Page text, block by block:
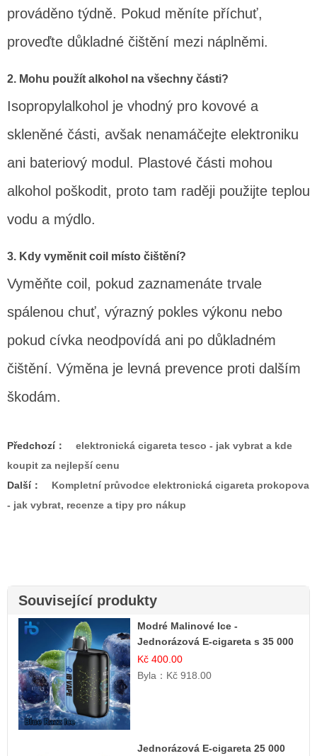
prováděno týdně. Pokud měníte příchuť,
proveďte důkladné čištění mezi náplněmi.
2. Mohu použít alkohol na všechny části?
Isopropylalkohol je vhodný pro kovové a
skleněné části, avšak nenamáčejte elektroniku
ani bateriový modul. Plastové části mohou
alkohol poškodit, proto tam raději použijte teplou
vodu a mýdlo.
3. Kdy vyměnit coil místo čištění?
Vyměňte coil, pokud zaznamenáte trvale
spálenou chuť, výrazný pokles výkonu nebo
pokud cívka neodpovídá ani po důkladném
čištění. Výměna je levná prevence proti dalším
škodám.
Předchozí：
elektronická cigareta tesco - jak vybrat a kde
koupit za nejlepší cenu
Další：
Kompletní průvodce elektronická cigareta prokopova
- jak vybrat, recenze a tipy pro nákup
Související produkty
Modré Malinové Ice -
Jednorázová E-cigareta s 35 000
šluky | Ibvape
Kč 400.00
Byla： Kč 918.00
Jednorázová E-cigareta 25 000